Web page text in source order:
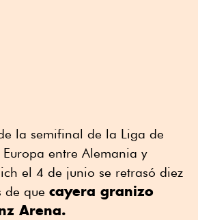
la semifinal de la Liga de
entre Alemania y
el 4 de junio se retrasó diez
de que cayera granizo
Arena.